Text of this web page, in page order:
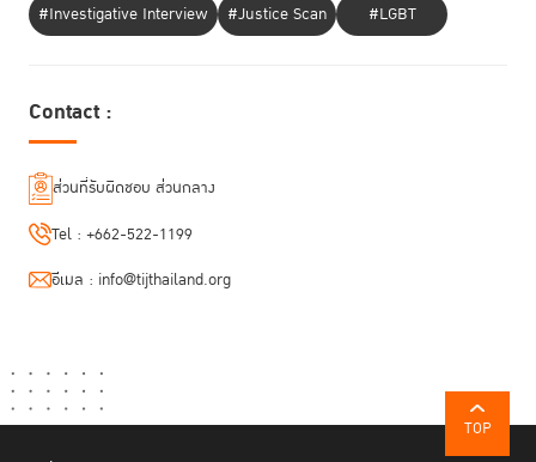
#Investigative Interview
#Justice Scan #LGBT
Contact :
ส่วนที่รับผิดชอบ ส่วนกลาง
Tel : +662-522-1199
อีเมล : info@tijthailand.org
TOP